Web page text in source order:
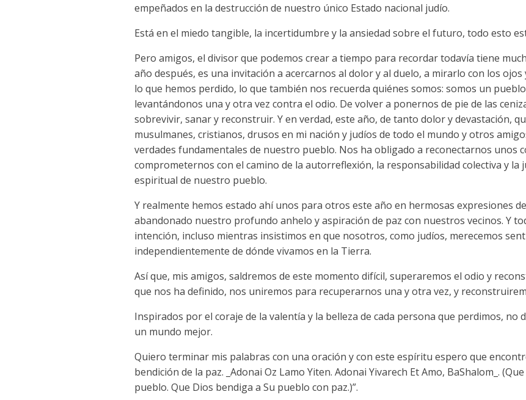
empeñados en la destrucción de nuestro único Estado nacional judío.
Está en el miedo tangible, la incertidumbre y la ansiedad sobre el futuro, todo esto
Pero amigos, el divisor que podemos crear a tiempo para recordar todavía tiene
año después, es una invitación a acercarnos al dolor y al duelo, a mirarlo con los
lo que hemos perdido, lo que también nos recuerda quiénes somos: somos un
levantándonos una y otra vez contra el odio. De volver a ponernos de pie de las
sobrevivir, sanar y reconstruir. Y en verdad, este año, de tanto dolor y devastación,
musulmanes, cristianos, drusos en mi nación y judíos de todo el mundo y otros
verdades fundamentales de nuestro pueblo. Nos ha obligado a reconectarnos unos
comprometernos con el camino de la autorreflexión, la responsabilidad colectiva y la
espiritual de nuestro pueblo.
Y realmente hemos estado ahí unos para otros este año en hermosas expresiones
abandonado nuestro profundo anhelo y aspiración de paz con nuestros vecinos. Y
intención, incluso mientras insistimos en que nosotros, como judíos, merecemos
independientemente de dónde vivamos en la Tierra.
Así que, mis amigos, saldremos de este momento difícil, superaremos el odio y
que nos ha definido, nos uniremos para recuperarnos una y otra vez, y
Inspirados por el coraje de la valentía y la belleza de cada persona que perdimos, no
un mundo mejor.
Quiero terminar mis palabras con una oración y con este espíritu espero que
bendición de la paz. _Adonai Oz Lamo Yiten. Adonai Yivarech Et Amo, BaShalom_.
pueblo. Que Dios bendiga a Su pueblo con paz.)”.